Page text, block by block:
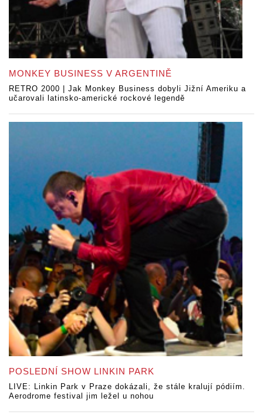
MONKEY BUSINESS V ARGENTINĚ
RETRO 2000 | Jak Monkey Business dobyli Jižní Ameriku a
učarovali latinsko-americké rockové legendě
POSLEDNÍ SHOW LINKIN PARK
LIVE: Linkin Park v Praze dokázali, že stále kralují pódiím.
Aerodrome festival jim ležel u nohou